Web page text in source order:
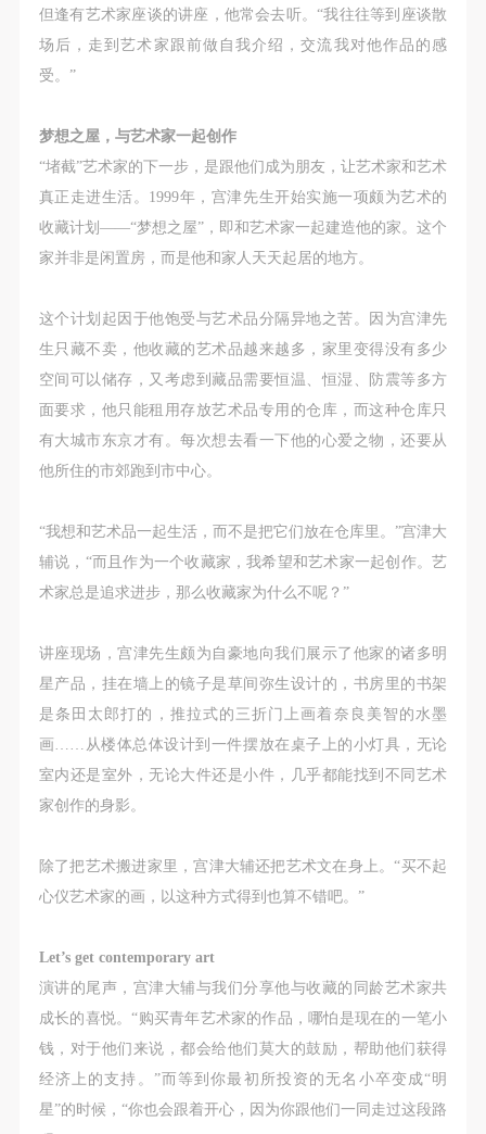
但逢有艺术家座谈的讲座，他常会去听。“我往往等到座谈散
场后，走到艺术家跟前做自我介绍，交流我对他作品的感
受。”
梦想之屋，与艺术家一起创作
“堵截”艺术家的下一步，是跟他们成为朋友，让艺术家和艺术
真正走进生活。1999年，宫津先生开始实施一项颇为艺术的
收藏计划——“梦想之屋”，即和艺术家一起建造他的家。这个
家并非是闲置房，而是他和家人天天起居的地方。
这个计划起因于他饱受与艺术品分隔异地之苦。因为宫津先
生只藏不卖，他收藏的艺术品越来越多，家里变得没有多少
空间可以储存，又考虑到藏品需要恒温、恒湿、防震等多方
面要求，他只能租用存放艺术品专用的仓库，而这种仓库只
有大城市东京才有。每次想去看一下他的心爱之物，还要从
他所住的市郊跑到市中心。
“我想和艺术品一起生活，而不是把它们放在仓库里。”宫津大
辅说，“而且作为一个收藏家，我希望和艺术家一起创作。艺
术家总是追求进步，那么收藏家为什么不呢？”
讲座现场，宫津先生颇为自豪地向我们展示了他家的诸多明
星产品，挂在墙上的镜子是草间弥生设计的，书房里的书架
是条田太郎打的，推拉式的三折门上画着奈良美智的水墨
画……从楼体总体设计到一件摆放在桌子上的小灯具，无论
室内还是室外，无论大件还是小件，几乎都能找到不同艺术
家创作的身影。
除了把艺术搬进家里，宫津大辅还把艺术文在身上。“买不起
心仪艺术家的画，以这种方式得到也算不错吧。”
Let’s get contemporary art
演讲的尾声，宫津大辅与我们分享他与收藏的同龄艺术家共
成长的喜悦。“购买青年艺术家的作品，哪怕是现在的一笔小
钱，对于他们来说，都会给他们莫大的鼓励，帮助他们获得
经济上的支持。”而等到你最初所投资的无名小卒变成“明
星”的时候，“你也会跟着开心，因为你跟他们一同走过这段路
单位，其开展的公共教育活动以学术性和公益性为
主。
（3）、乙方为甲方拍摄中央美术学院公共教育部所
二、拍摄内容、使用形式、使用地域范围
（1）、拍摄内容 乙方拍摄的带有甲方肖像的作品内
容包括：①中央美术学院美术馆②中央美术学院校园
内○3由中央美术学院公共教育部策划或执行的一切活
动。
附带光盘及宣传资料。
（3）、使用地域范围
适用地域范围包括国内和国外。
使用肖像的媒介限于不损害甲方肖像权的任何媒介
（如杂志、网络等）。
三、肖像权使用期限
四、许可使用费用
带有甲方肖像作品的拍摄费用由乙方承担。
乙方于拍摄完带有甲方肖像的作品无需支付甲方任何
附则
（1）、本协议未尽事宜，经双方友好协商后可作为
本协议的补充协议，并不得违反相关法律法规规定。
（2）、本协议自甲乙双方签字（盖章）、勾选之日
起生效。
（3）、本协议包括纸质档和电子档，纸质档—式二
活动参与者意味着接受并承担本协议的全部义务，未
同意者意味着放弃参加此次活动的权利。凡参加这次
意，同时知晓并同意本免责声明。参加者签名/勾选
后，视作其家属也已知晓并同意。
我已认真阅读上述条款，并且同意。
单位，其开展的公共教育活动以学术性和公益性为
主。
（3）、乙方为甲方拍摄中央美术学院公共教育部所
二、拍摄内容、使用形式、使用地域范围
（1）、拍摄内容 乙方拍摄的带有甲方肖像的作品内
容包括：①中央美术学院美术馆②中央美术学院校园
内○3由中央美术学院公共教育部策划或执行的一切活
动。
附带光盘及宣传资料。
（3）、使用地域范围
适用地域范围包括国内和国外。
使用肖像的媒介限于不损害甲方肖像权的任何媒介
（如杂志、网络等）。
三、肖像权使用期限
四、许可使用费用
带有甲方肖像作品的拍摄费用由乙方承担。
乙方于拍摄完带有甲方肖像的作品无需支付甲方任何
附则
（1）、本协议未尽事宜，经双方友好协商后可作为
本协议的补充协议，并不得违反相关法律法规规定。
（2）、本协议自甲乙双方签字（盖章）、勾选之日
起生效。
（3）、本协议包括纸质档和电子档，纸质档—式二
活动参与者意味着接受并承担本协议的全部义务，未
同意者意味着放弃参加此次活动的权利。凡参加这次
意，同时知晓并同意本免责声明。参加者签名/勾选
后，视作其家属也已知晓并同意。
我已认真阅读上述条款，并且同意。
单位，其开展的公共教育活动以学术性和公益性为
主。
（3）、乙方为甲方拍摄中央美术学院公共教育部所
二、拍摄内容、使用形式、使用地域范围
（1）、拍摄内容 乙方拍摄的带有甲方肖像的作品内
容包括：①中央美术学院美术馆②中央美术学院校园
内○3由中央美术学院公共教育部策划或执行的一切活
动。
附带光盘及宣传资料。
（3）、使用地域范围
适用地域范围包括国内和国外。
使用肖像的媒介限于不损害甲方肖像权的任何媒介
（如杂志、网络等）。
三、肖像权使用期限
四、许可使用费用
带有甲方肖像作品的拍摄费用由乙方承担。
乙方于拍摄完带有甲方肖像的作品无需支付甲方任何
附则
（1）、本协议未尽事宜，经双方友好协商后可作为
本协议的补充协议，并不得违反相关法律法规规定。
（2）、本协议自甲乙双方签字（盖章）、勾选之日
起生效。
（3）、本协议包括纸质档和电子档，纸质档—式二
活动参与者意味着接受并承担本协议的全部义务，未
同意者意味着放弃参加此次活动的权利。凡参加这次
意，同时知晓并同意本免责声明。参加者签名/勾选
后，视作其家属也已知晓并同意。
我已认真阅读上述条款，并且同意。